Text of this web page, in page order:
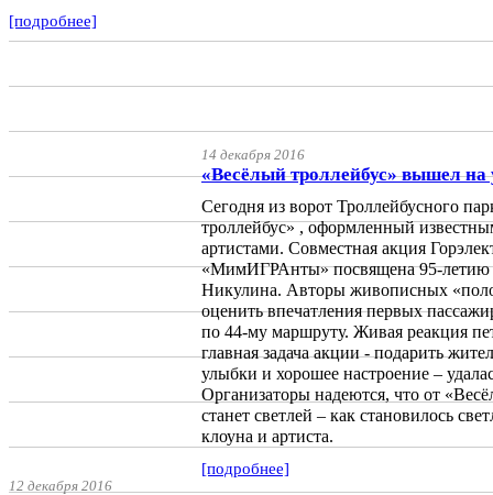
[подробнее]
14 декабря 2016
«Весёлый троллейбус» вышел на
Сегодня из ворот Троллейбусного
троллейбус» , оформленный
артистами. Совместная акция
«МимИГРАнты» посвящена 95-летию
Никулина. Авторы живописных
оценить впечатления первых
по 44-му маршруту. Живая реакция
главная задача акции - подарить
улыбки и хорошее настроение –
Организаторы надеются, что от
станет светлей – как становилось
клоуна и артиста.
[подробнее]
12 декабря 2016